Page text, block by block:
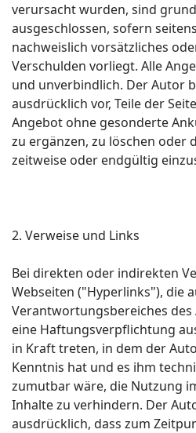
verursacht wurden, sind
ausgeschlossen, sofern
nachweislich vorsätzliches
Verschulden vorliegt. Alle
und unverbindlich. Der Autor
ausdrücklich vor, Teile der
Angebot ohne gesonderte
zu ergänzen, zu löschen oder
zeitweise oder endgültig
2. Verweise und Links
Bei direkten oder indirekten
Webseiten ("Hyperlinks"), die
Verantwortungsbereiches
eine Haftungsverpflichtung
in Kraft treten, in dem der
Kenntnis hat und es ihm
zumutbar wäre, die Nutzung
Inhalte zu verhindern. Der
ausdrücklich, dass zum